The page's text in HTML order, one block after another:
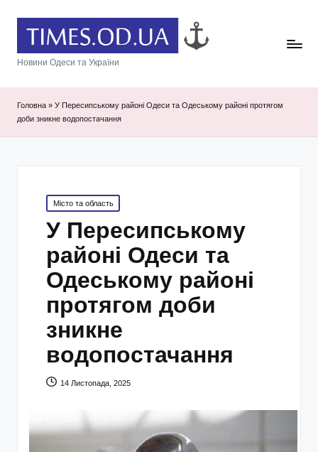
Новини Одеси та України
Головна » У Пересипському районі Одеси та Одеському районі протягом
доби зникне водопостачання
Posted
in
Місто та область
У Пересипському
районі Одеси та
Одеському районі
протягом доби
зникне
водопостачання
14 Листопада, 2025